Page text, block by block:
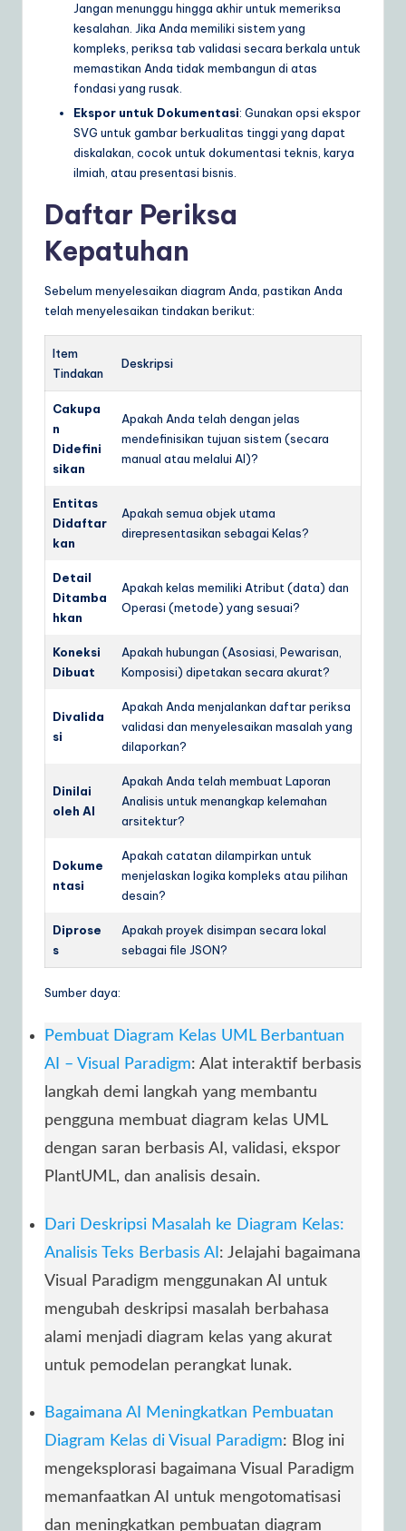
Jangan menunggu hingga akhir untuk memeriksa
kesalahan. Jika Anda memiliki sistem yang
kompleks, periksa tab validasi secara berkala untuk
memastikan Anda tidak membangun di atas
fondasi yang rusak.
Ekspor untuk Dokumentasi: Gunakan opsi ekspor
SVG untuk gambar berkualitas tinggi yang dapat
diskalakan, cocok untuk dokumentasi teknis, karya
ilmiah, atau presentasi bisnis.
Daftar Periksa
Kepatuhan
Sebelum menyelesaikan diagram Anda, pastikan Anda
telah menyelesaikan tindakan berikut:
Item
Tindakan
Deskripsi
Cakupa
n
Didefini
sikan
Apakah Anda telah dengan jelas
mendefinisikan tujuan sistem (secara
manual atau melalui AI)?
Entitas
Didaftar
kan
Apakah semua objek utama
direpresentasikan sebagai Kelas?
Detail
Ditamba
hkan
Apakah kelas memiliki Atribut (data) dan
Operasi (metode) yang sesuai?
Koneksi
Dibuat
Apakah hubungan (Asosiasi, Pewarisan,
Komposisi) dipetakan secara akurat?
Divalida
si
Apakah Anda menjalankan daftar periksa
validasi dan menyelesaikan masalah yang
dilaporkan?
Dinilai
oleh AI
Apakah Anda telah membuat Laporan
Analisis untuk menangkap kelemahan
arsitektur?
Dokume
ntasi
Apakah catatan dilampirkan untuk
menjelaskan logika kompleks atau pilihan
desain?
Diprose
s
Apakah proyek disimpan secara lokal
sebagai file JSON?
Sumber daya:
Pembuat Diagram Kelas UML Berbantuan
AI – Visual Paradigm: Alat interaktif berbasis
langkah demi langkah yang membantu
pengguna membuat diagram kelas UML
dengan saran berbasis AI, validasi, ekspor
PlantUML, dan analisis desain.
Dari Deskripsi Masalah ke Diagram Kelas:
Analisis Teks Berbasis AI : Jelajahi bagaimana
Visual Paradigm menggunakan AI untuk
mengubah deskripsi masalah berbahasa
alami menjadi diagram kelas yang akurat
untuk pemodelan perangkat lunak.
Bagaimana AI Meningkatkan Pembuatan
Diagram Kelas di Visual Paradigm: Blog ini
mengeksplorasi bagaimana Visual Paradigm
memanfaatkan AI untuk mengotomatisasi
dan meningkatkan pembuatan diagram